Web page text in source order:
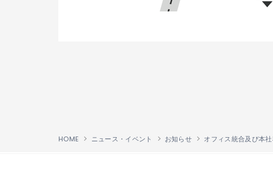
HOME ニュース・イベント お知らせ オフィス統合及び本